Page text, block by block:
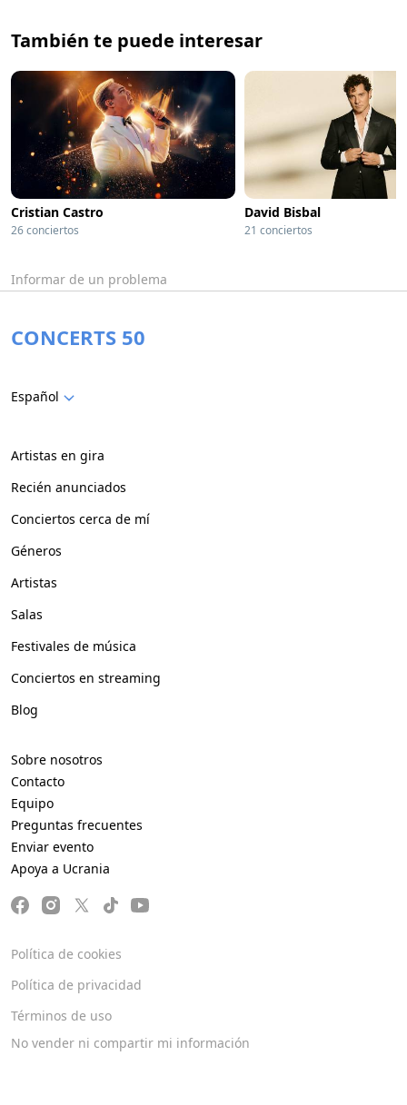
También te puede interesar
Cristian Castro
26 conciertos
David Bisbal
21 conciertos
Informar de un problema
CONCERTS 50
Español
Artistas en gira
Recién anunciados
Conciertos cerca de mí
Géneros
Artistas
Salas
Festivales de música
Conciertos en streaming
Blog
Sobre nosotros
Contacto
Equipo
Preguntas frecuentes
Enviar evento
Apoya a Ucrania
Política de cookies
Política de privacidad
Términos de uso
No vender ni compartir mi información